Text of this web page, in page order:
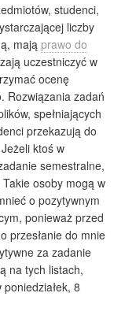
studenci,
liczby
mająprawo do
uczestniczyć w
ocenę
Rozwiązania zadań
spełniających
przekazują do
ktoś w
semestralne,
osoby mogą w
o pozytywnym
ponieważ przed
przesłanie do mnie
za zadanie
na tych listach,
8